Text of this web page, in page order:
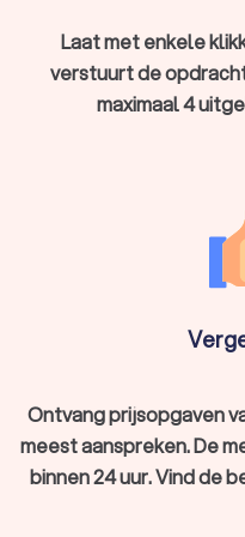
Waarom een
kiezen?
werkt met
met
ben je verzekerd van
veel
altijd de beste service krijgt.
Wat kost een
Laat met enkele
verstuurt de
maximaal 4
Ontvang prijsopgaven
meest aanspreken. De
binnen 24 uur. Vind de